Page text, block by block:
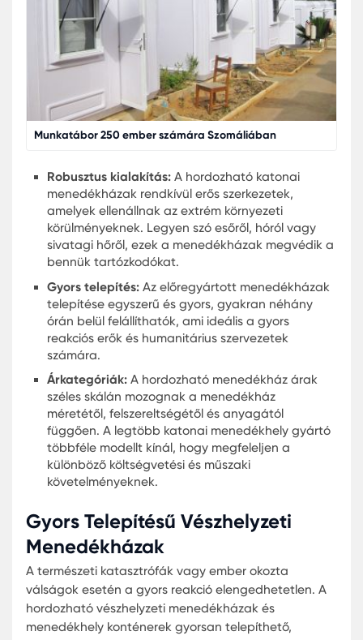
gyakran igényelnek gyorsan telepíthető, mobil
szálláshelyeket. Az előregyártott katonai
menedékházak és hordozható katonai
menedékházak ideális megoldásokat kínálnak
ezekhez a kihívásokhoz.
Moduláris Kunyhó
Karmod táborok Nigériában az ENSZ békefenntartók
számára
Moduláris Kunyhó